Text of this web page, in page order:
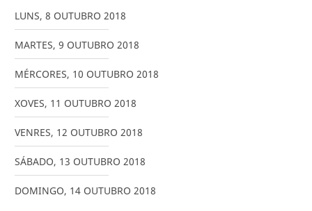
LUNS, 8 OUTUBRO 2018
MARTES, 9 OUTUBRO 2018
MÉRCORES, 10 OUTUBRO 2018
XOVES, 11 OUTUBRO 2018
VENRES, 12 OUTUBRO 2018
SÁBADO, 13 OUTUBRO 2018
DOMINGO, 14 OUTUBRO 2018